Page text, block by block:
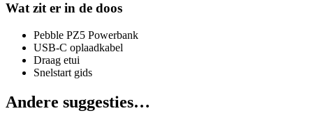
Wat zit er in de doos
Pebble PZ5 Powerbank
USB-C oplaadkabel
Draag etui
Snelstart gids
Andere suggesties…